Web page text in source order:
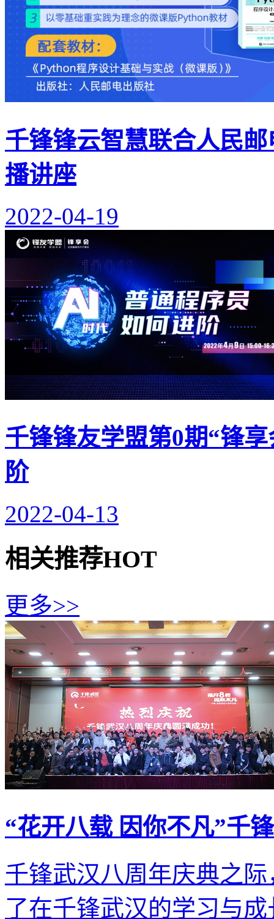
千锋锋云智慧联合人民
播讲座
2022-04-19
千锋锋友学盟第0期“锋
阶
2022-04-13
相关推荐HOT
更多>>
“花开八载 因你不凡”千
千锋武汉八周年庆典之
了在千锋武汉的学习与